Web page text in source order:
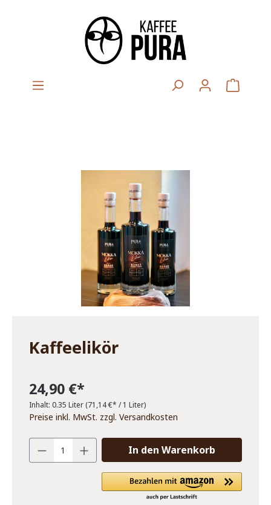
Kaffeelikör
24,90 €*
Inhalt: 0.35 Liter(71,14 €* / 1 Liter)
Preise inkl. MwSt. zzgl. Versandkosten
In den Warenkorb